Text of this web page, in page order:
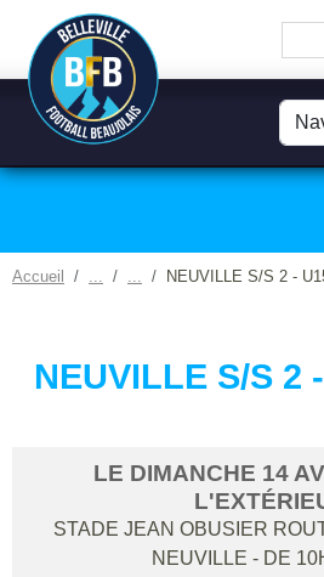
Accueil NEUVILLE S/S 2 -
NEUVILLE S/S 2
LE DIMANCHE 14
STADE JEAN OBUSIER
NEUVILLE - DE
Panneau de gestion des cookies